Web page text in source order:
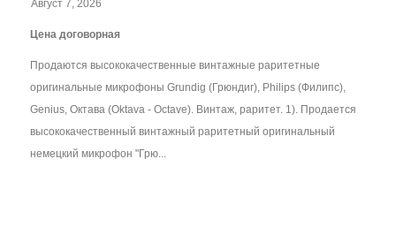
Август 7, 2026
Цена договорная
Продаются высококачественные винтажные раритетные
оригинальные микрофоны Grundig (Грюндиг), Philips (Филипс),
Genius, Октава (Oktava - Octave). Винтаж, раритет. 1). Продается
высококачественный винтажный раритетный оригинальный
немецкий микрофон "Грю...